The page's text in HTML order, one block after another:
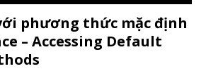
phương thức mặc định
– Accessing Default